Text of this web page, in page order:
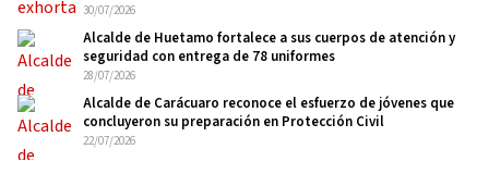
30/07/2026
Alcalde de Huetamo fortalece a sus cuerpos de atención y
seguridad con entrega de 78 uniformes
28/07/2026
Alcalde de Carácuaro reconoce el esfuerzo de jóvenes que
concluyeron su preparación en Protección Civil
22/07/2026